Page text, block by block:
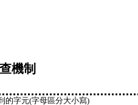
機制
的字元(字母區分大小寫)